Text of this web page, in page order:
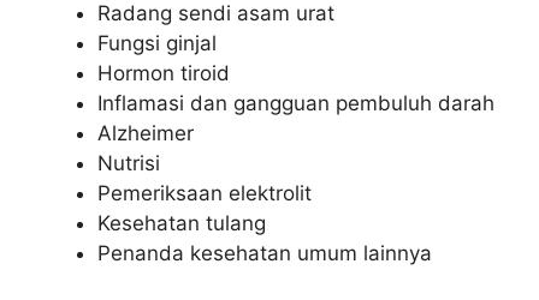
Radang sendi asam urat
Fungsi ginjal
Hormon tiroid
Inflamasi dan gangguan pembuluh darah
Alzheimer
Nutrisi
Pemeriksaan elektrolit
Kesehatan tulang
Penanda kesehatan umum lainnya